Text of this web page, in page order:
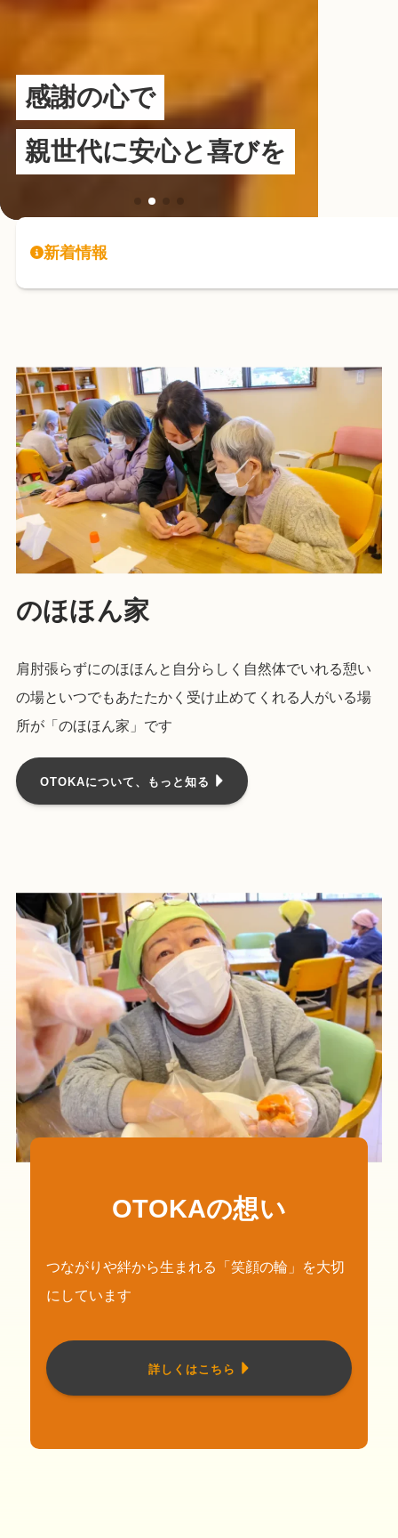
感謝の心で
親世代に安心と喜びを
新着情報
のほほん家
肩肘張らずにのほほんと自分らしく自然体でいれる憩い
の場といつでもあたたかく受け止めてくれる人がいる場
所が「のほほん家」です
OTOKAについて、もっと知る
OTOKAの想い
つながりや絆から生まれる「笑顔の輪」を大切
にしています
詳しくはこちら